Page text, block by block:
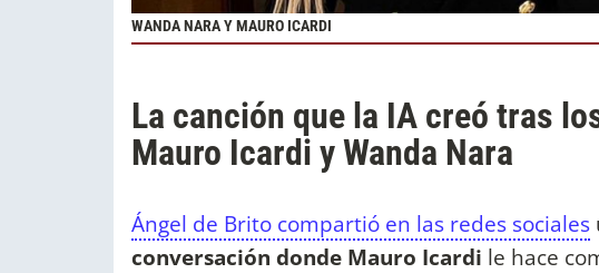
WANDA NARA Y MAURO ICARDI
La canción que la IA creó tras
Mauro Icardi y Wanda Nara
Ángel de Brito compartió en las redes sociales
conversación donde Mauro Icardi le hace